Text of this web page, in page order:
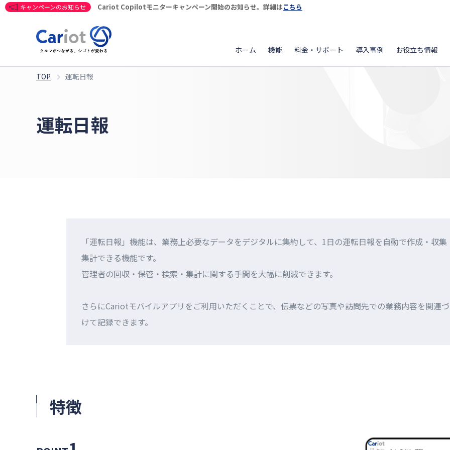
キャンペーンのお知らせ Cariot Copilotモニターキャンペーン開始のお知らせ。詳細はこちら
ホーム 機能 料金・サポート 導入事例 お役立ち情報
TOP 運転日報
運転日報
「運転日報」機能は、業務上必要なデータをデジタルに集約して、1日の運転日報を自動で作成・収集
集計できる機能です。
管理者の回収・保管・検索・集計に関する手間を大幅に削減できます。
さらにCariotモバイルアプリをご利用いただくことで、伝票などの写真や訪問先での業務内容を関連づ
けて記録できます。
特徴